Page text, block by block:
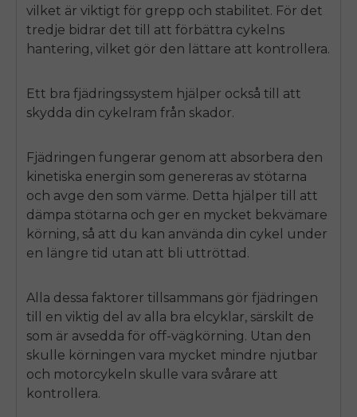
vilket är viktigt för grepp och stabilitet. För det
tredje bidrar det till att förbättra cykelns
hantering, vilket gör den lättare att kontrollera.
Ett bra fjädringssystem hjälper också till att
skydda din cykelram från skador.
Fjädringen fungerar genom att absorbera den
kinetiska energin som genereras av stötarna
och avge den som värme. Detta hjälper till att
dämpa stötarna och ger en mycket bekvämare
körning, så att du kan använda din cykel under
en längre tid utan att bli uttröttad.
Alla dessa faktorer tillsammans gör fjädringen
till en viktig del av alla bra elcyklar, särskilt de
som är avsedda för off-vägkörning. Utan den
skulle körningen vara mycket mindre njutbar
och motorcykeln skulle vara svårare att
kontrollera.